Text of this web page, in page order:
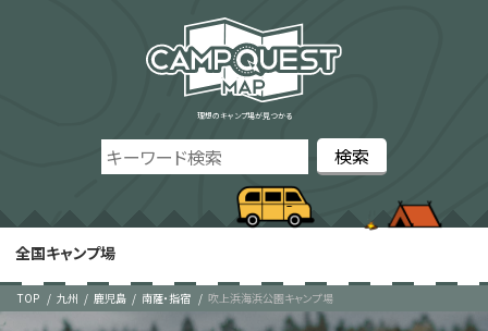
理想のキャンプ場が見つかる
全国キャンプ場
TOP 九州 鹿児島 南薩・指宿 吹上浜海浜公園キャンプ場